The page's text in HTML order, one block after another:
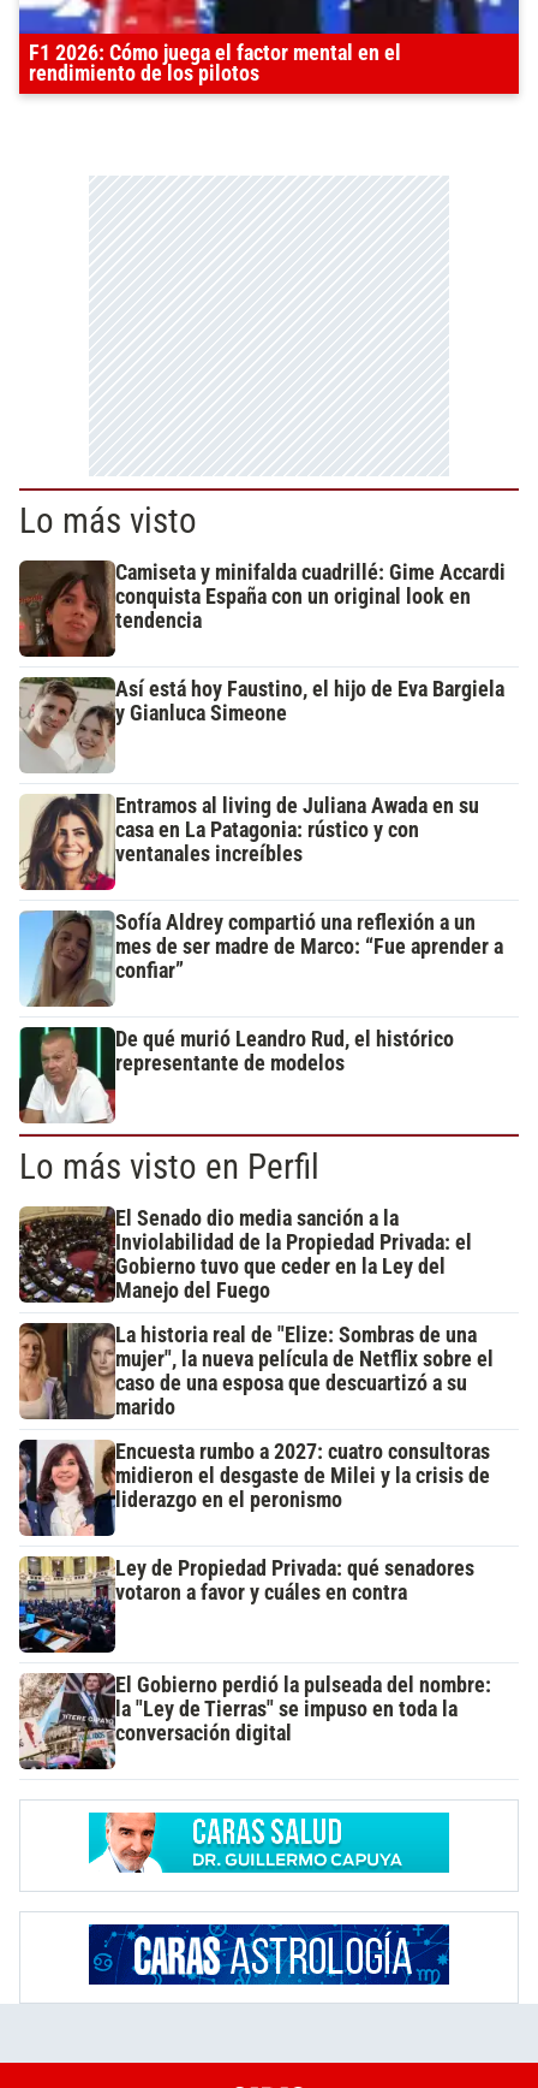
F1 2026: Cómo juega el factor mental en el
rendimiento de los pilotos
Lo más visto
Camiseta y minifalda cuadrillé: Gime Accardi
conquista España con un original look en
tendencia
Así está hoy Faustino, el hijo de Eva Bargiela
y Gianluca Simeone
Entramos al living de Juliana Awada en su
casa en La Patagonia: rústico y con
ventanales increíbles
Sofía Aldrey compartió una reflexión a un
mes de ser madre de Marco: “Fue aprender a
confiar”
De qué murió Leandro Rud, el histórico
representante de modelos
Lo más visto en Perfil
El Senado dio media sanción a la
Inviolabilidad de la Propiedad Privada: el
Gobierno tuvo que ceder en la Ley del
Manejo del Fuego
La historia real de "Elize: Sombras de una
mujer", la nueva película de Netflix sobre el
caso de una esposa que descuartizó a su
marido
Encuesta rumbo a 2027: cuatro consultoras
midieron el desgaste de Milei y la crisis de
liderazgo en el peronismo
Ley de Propiedad Privada: qué senadores
votaron a favor y cuáles en contra
El Gobierno perdió la pulseada del nombre:
la "Ley de Tierras" se impuso en toda la
conversación digital